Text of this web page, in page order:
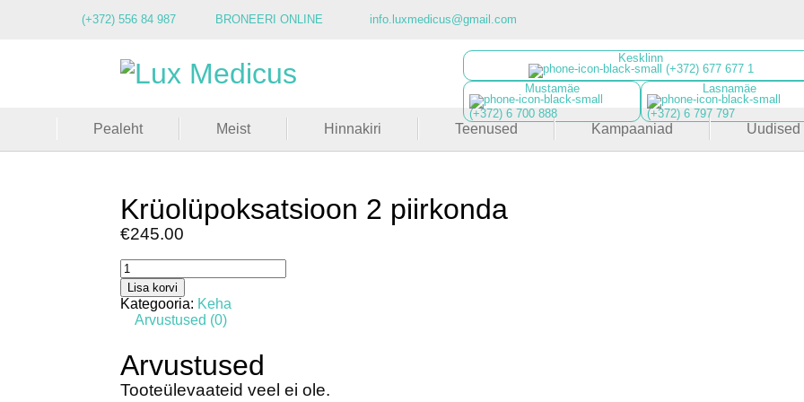
(+372) 556 84 987 BRONEERI ONLINE info.luxmedicus@gmail.com
Kesklinn
(+372) 677 677 1
Mustamäe
(+372) 6 700 888
Lasnamäe
(+372) 6 797 797
Pealeht
Meist Hinnakiri Teenused Kampaaniad Uudised
Krüolüpoksatsioon 2 piirkonda
€245.00
Krüolüpoksatsioon
2
piirkonda
kogus
Lisa korvi
Kategooria: Keha
Arvustused (0)
Arvustused
Tooteülevaateid veel ei ole.